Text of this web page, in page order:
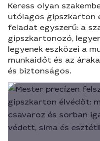
Keress olyan
utólagos gipszkarton
feladat egyszerű: a
gipszkartonozó,
legyenek eszközei a
munkaidőt és az
és biztonságos.